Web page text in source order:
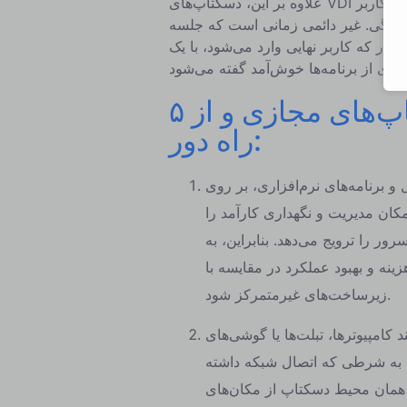
خانگی. غیر دائمی زمانی است که جلسه
که کاربر نهایی وارد می‌شود، با یک
۵ ویژگی کلیدی مشترک بین دسکتاپ‌های مجازی و از
راه دور:
نرم‌افزاری، بر روی
مدیریت و نگهداری کارآمد را
را ترویج می‌دهد. بنابراین، به
و بهبود عملکرد در مقایسه با
زیرساخت‌های غیرمتمرکز شود.
کامپیوترها، تبلت‌ها یا گوشی‌های
به شرطی که اتصال شبکه داشته
همان محیط دسکتاپ از مکان‌های